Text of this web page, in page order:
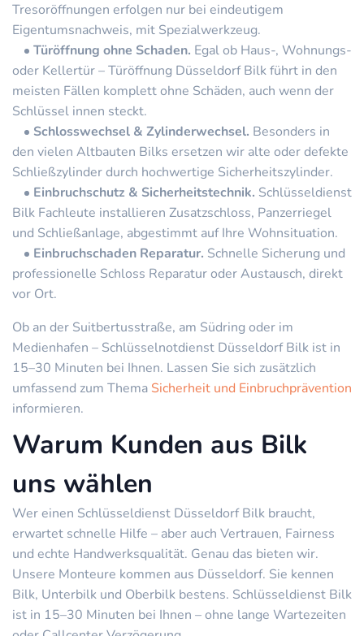
Tresoröffnungen erfolgen nur bei eindeutigem
Eigentumsnachweis, mit Spezialwerkzeug.
Türöffnung ohne Schaden. Egal ob Haus-, Wohnungs-
oder Kellertür – Türöffnung Düsseldorf Bilk führt in den
meisten Fällen komplett ohne Schäden, auch wenn der
Schlüssel innen steckt.
Schlosswechsel & Zylinderwechsel. Besonders in
den vielen Altbauten Bilks ersetzen wir alte oder defekte
Schließzylinder durch hochwertige Sicherheitszylinder.
Einbruchschutz & Sicherheitstechnik. Schlüsseldienst
Bilk Fachleute installieren Zusatzschloss, Panzerriegel
und Schließanlage, abgestimmt auf Ihre Wohnsituation.
Einbruchschaden Reparatur. Schnelle Sicherung und
professionelle Schloss Reparatur oder Austausch, direkt
vor Ort.
Ob an der Suitbertusstraße, am Südring oder im
Medienhafen – Schlüsselnotdienst Düsseldorf Bilk ist in
15–30 Minuten bei Ihnen. Lassen Sie sich zusätzlich
umfassend zum Thema Sicherheit und Einbruchprävention
informieren.
Warum Kunden aus Bilk
uns wählen
Wer einen Schlüsseldienst Düsseldorf Bilk braucht,
erwartet schnelle Hilfe – aber auch Vertrauen, Fairness
und echte Handwerksqualität. Genau das bieten wir.
Unsere Monteure kommen aus Düsseldorf. Sie kennen
Bilk, Unterbilk und Oberbilk bestens. Schlüsseldienst Bilk
ist in 15–30 Minuten bei Ihnen – ohne lange Wartezeiten